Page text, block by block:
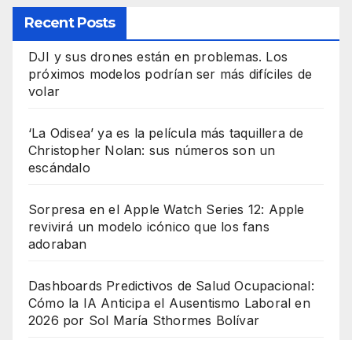
Recent Posts
DJI y sus drones están en problemas. Los
próximos modelos podrían ser más difíciles de
volar
‘La Odisea’ ya es la película más taquillera de
Christopher Nolan: sus números son un
escándalo
Sorpresa en el Apple Watch Series 12: Apple
revivirá un modelo icónico que los fans
adoraban
Dashboards Predictivos de Salud Ocupacional:
Cómo la IA Anticipa el Ausentismo Laboral en
2026 por Sol María Sthormes Bolívar